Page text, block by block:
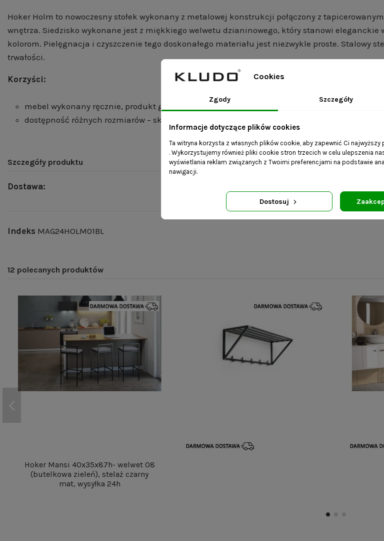
Hoker Holm to nowoczesny stołek wykonany z metalowej konstrukcji połączony z
wnętrza. Siedzisko wykonane jest z miękkiego welwetu dzianinowego, który stanowi
kolorom. Pielęgnacja i czyszczenie tego doskonałego materiału jest niezwykle proste. Stalowy
trwałości.
Korzyści:
mebel wykonany ręcznie, produkt gotowy do wysyłki;
dostępność różnych rozmiarów – skontaktuj się z nami i wybierz dowolne wymiary.
Szczegóły produktu
Dostawa:
Mebel
rozmiarów
Indeks MAG24HOLM01BL
12 polecanych produktów
Hoker Mansi 40x35x87h- welwet 08
(butelkowa zieleń), stelaż czarny
mat, wysyłka 24h
Cookies
Zgody Szczegóły
Informacje dotyczące plików cookies
Ta witryna korzysta z własnych plików cookie, aby zapewnić Ci
. Wykorzystujemy również pliki cookie stron trzecich w celu ulepszenia
wyświetlania reklam związanych z Twoimi preferencjami na podstawie
nawigacji.
Dostosuj